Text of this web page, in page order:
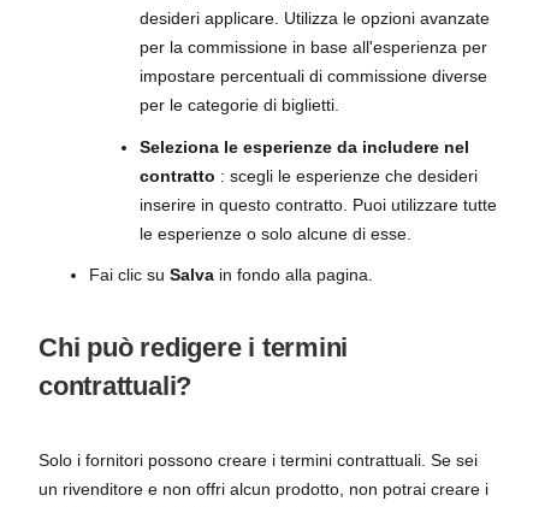
desideri applicare. Utilizza le opzioni avanzate
per la commissione in base all'esperienza per
impostare percentuali di commissione diverse
per le categorie di biglietti.
Seleziona le esperienze da includere nel
contratto : scegli le esperienze che desideri
inserire in questo contratto. Puoi utilizzare tutte
le esperienze o solo alcune di esse.
Fai clic su Salva in fondo alla pagina.
Chi può redigere i termini
contrattuali?
Solo i fornitori possono creare i termini contrattuali. Se sei
un rivenditore e non offri alcun prodotto, non potrai creare i